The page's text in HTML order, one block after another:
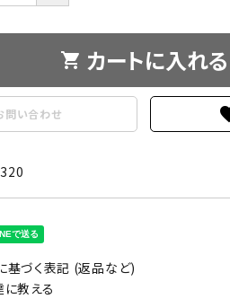
shopping_cart カートに入れる
問い合わせ
基づく表記 (返品など)
教える